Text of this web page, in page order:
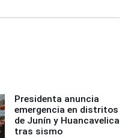
Presidenta anuncia
emergencia en distritos
de Junín y Huancavelica
tras sismo